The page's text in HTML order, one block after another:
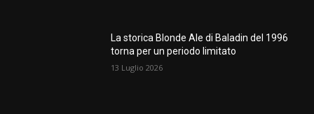
La storica Blonde Ale di Baladin del 1996
torna per un periodo limitato
13 Luglio 2026